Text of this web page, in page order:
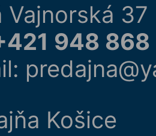
Vajnorská 37
948
Košice